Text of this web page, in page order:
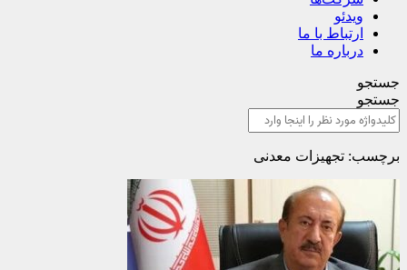
ویدئو
ارتباط با ما
درباره ما
جستجو
جستجو
برچسب: تجهیزات معدنی